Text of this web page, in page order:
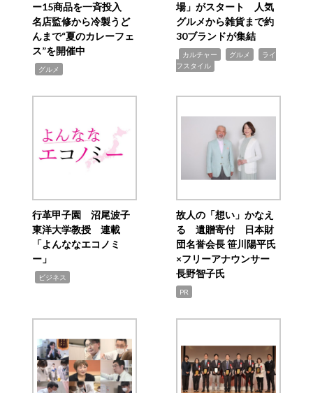
ー15商品を一斉投入
名店監修から冷製うど
んまで“夏のカレーフェ
ス”を開催中
グルメ
場」がスタート 人気
グルメから雑貨まで約
30ブランドが集結
カルチャー グルメ
ライ
フスタイル
行革甲子園 沼尾波子
東洋大学教授 連載
「よんななエコノミ
ー」
ビジネス
故人の「想い」かなえ
る 遺贈寄付 日本財
団名誉会長 笹川陽平氏
×フリーアナウンサー
長野智子氏
PR